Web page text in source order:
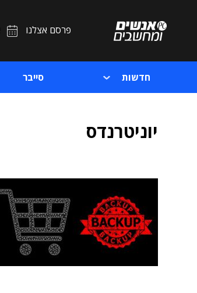
פרסם אצלנו
חדשות סייבר
יוניטרנדס